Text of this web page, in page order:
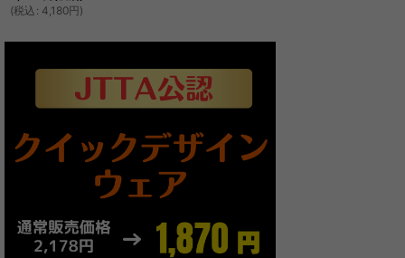
(税込 : 4,180円)